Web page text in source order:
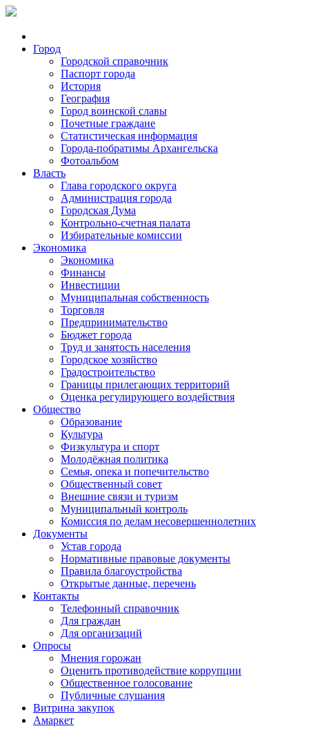
Город
Городской справочник
Паспорт города
История
География
Город воинской славы
Почетные граждане
Статистическая информация
Города-побратимы Архангельска
Фотоальбом
Власть
Глава городского округа
Администрация города
Городская Дума
Контрольно-счетная палата
Избирательные комиссии
Экономика
Экономика
Финансы
Инвестиции
Муниципальная собственность
Торговля
Предпринимательство
Бюджет города
Труд и занятость населения
Городское хозяйство
Градостроительство
Границы прилегающих территорий
Оценка регулирующего воздействия
Общество
Образование
Культура
Физкультура и спорт
Молодёжная политика
Семья, опека и попечительство
Общественный совет
Внешние связи и туризм
Муниципальный контроль
Комиссия по делам несовершеннолетних
Документы
Устав города
Нормативные правовые документы
Правила благоустройства
Открытые данные, перечень
Контакты
Телефонный справочник
Для граждан
Для организаций
Опросы
Мнения горожан
Оценить противодействие коррупции
Общественное голосование
Публичные слушания
Витрина закупок
Амаркет